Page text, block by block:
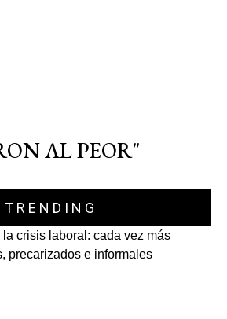
AL PEOR"
TRENDING